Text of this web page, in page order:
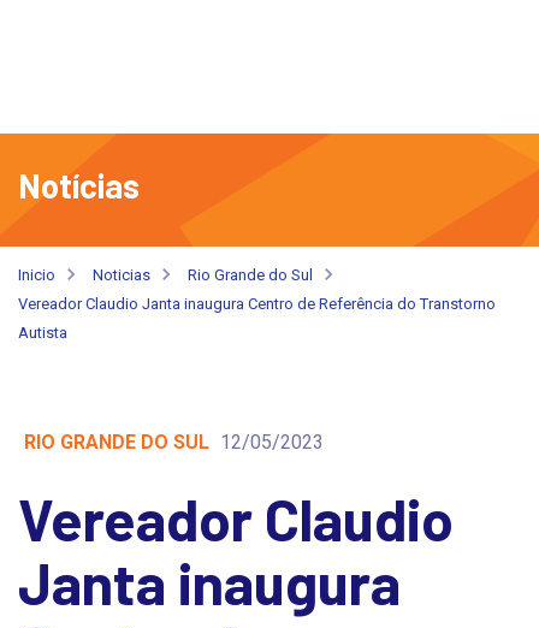
Notícias
Inicio Noticias
Rio Grande do Sul
Vereador Claudio Janta inaugura Centro de Referência do Transtorno
Autista
RIO GRANDE DO SUL 12/05/2023
Vereador Claudio
Janta inaugura